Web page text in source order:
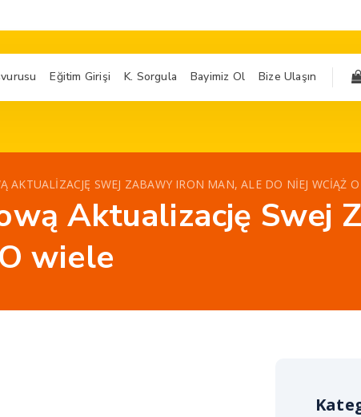
Eğitim Girişi K. Sorgula Bayimiz Ol Bize Ulaşın
AKTUALIZACJĘ SWEJ ZABAWY IRON MAN, ALE DO NIEJ WCIĄŻ
Aktualizację Swej
wiele